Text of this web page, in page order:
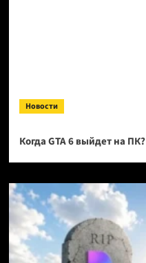
Новости
Когда GTA 6 выйдет на ПК?